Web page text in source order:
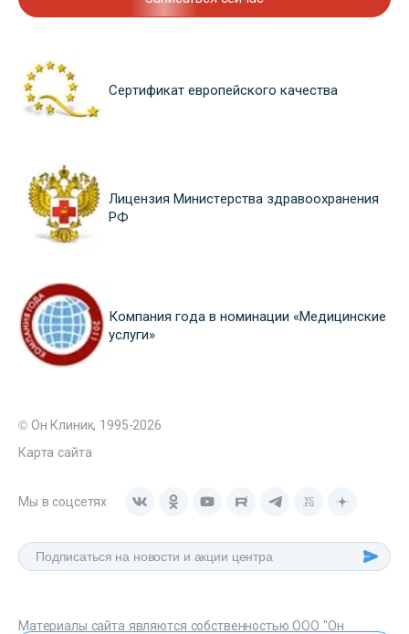
Сертификат европейского качества
Лицензия Министерства здравоохранения
РФ
Компания года в номинации «Медицинские
услуги»
© Он Клиник, 1995-2026
Карта сайта
Мы в соцсетях
Материалы сайта являются собственностью ООО "Он